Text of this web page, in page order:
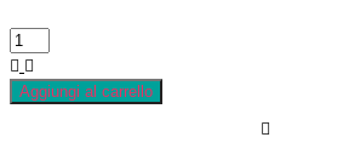
Aggiungi al carrello